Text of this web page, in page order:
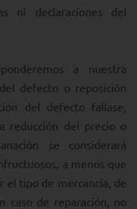
ni declaraciones del
a nuestra
defecto o reposición
del defecto fallase,
reducción del precio o
se considerará
a menos que
el tipo de mercancía, de
caso de reparación, no